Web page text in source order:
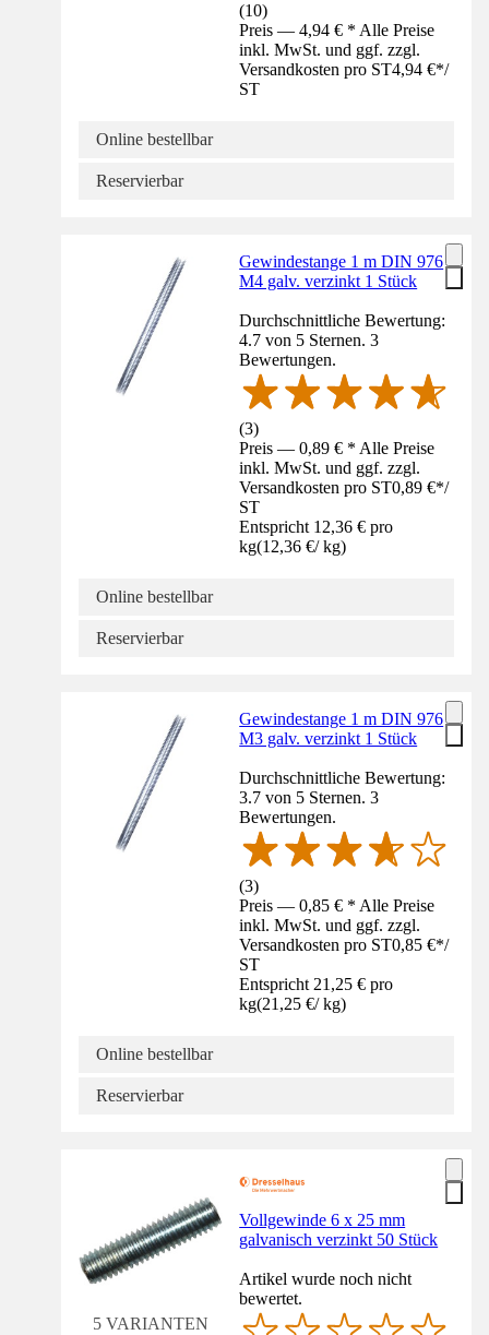
(10)
Preis — 4,94 € * Alle Preise
inkl. MwSt. und ggf. zzgl.
Versandkosten pro ST4,94 €*/
ST
Online bestellbar
Reservierbar
Gewindestange 1 m DIN 976
M4 galv. verzinkt 1 Stück
Durchschnittliche Bewertung:
4.7 von 5 Sternen. 3
Bewertungen.
(3)
Preis — 0,89 € * Alle Preise
inkl. MwSt. und ggf. zzgl.
Versandkosten pro ST0,89 €*/
ST
Entspricht 12,36 € pro
kg(12,36 €/ kg)
Online bestellbar
Reservierbar
Gewindestange 1 m DIN 976
M3 galv. verzinkt 1 Stück
Durchschnittliche Bewertung:
3.7 von 5 Sternen. 3
Bewertungen.
(3)
Preis — 0,85 € * Alle Preise
inkl. MwSt. und ggf. zzgl.
Versandkosten pro ST0,85 €*/
ST
Entspricht 21,25 € pro
kg(21,25 €/ kg)
Online bestellbar
Reservierbar
5 VARIANTEN
Vollgewinde 6 x 25 mm
galvanisch verzinkt 50 Stück
Artikel wurde noch nicht
bewertet.